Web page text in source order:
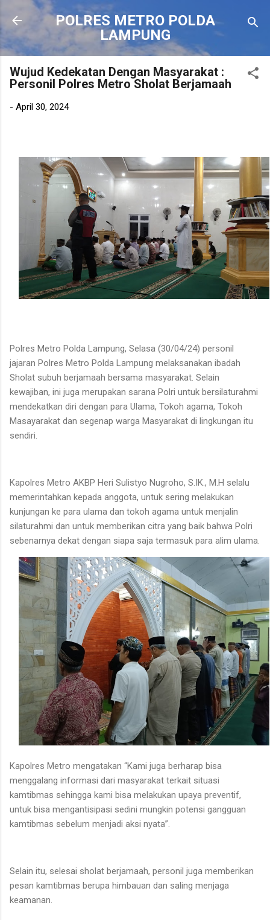
Langsung ke konten utama
POLRES METRO POLDA
LAMPUNG
Wujud Kedekatan Dengan Masyarakat :
Personil Polres Metro Sholat Berjamaah
- April 30, 2024
Polres Metro Polda Lampung, Selasa (30/04/24) personil
jajaran Polres Metro Polda Lampung melaksanakan ibadah
Sholat subuh berjamaah bersama masyarakat. Selain
kewajiban, ini juga merupakan sarana Polri untuk bersilaturahmi
mendekatkan diri dengan para Ulama, Tokoh agama, Tokoh
Masayarakat dan segenap warga Masyarakat di lingkungan itu
sendiri.
Kapolres Metro AKBP Heri Sulistyo Nugroho, S.IK., M.H selalu
memerintahkan kepada anggota, untuk sering melakukan
kunjungan ke para ulama dan tokoh agama untuk menjalin
silaturahmi dan untuk memberikan citra yang baik bahwa Polri
sebenarnya dekat dengan siapa saja termasuk para alim ulama.
Kapolres Metro mengatakan “Kami juga berharap bisa
menggalang informasi dari masyarakat terkait situasi
kamtibmas sehingga kami bisa melakukan upaya preventif,
untuk bisa mengantisipasi sedini mungkin potensi gangguan
kamtibmas sebelum menjadi aksi nyata”.
Selain itu, selesai sholat berjamaah, personil juga memberikan
pesan kamtibmas berupa himbauan dan saling menjaga
keamanan.